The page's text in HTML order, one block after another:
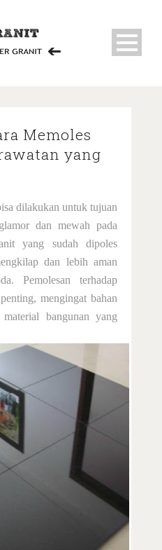
Memoles
yang
dilakukan untuk tujuan
dan mewah pada
yang sudah dipoles
dan lebih aman
Pemolesan terhadap
mengingat bahan
bangunan yang